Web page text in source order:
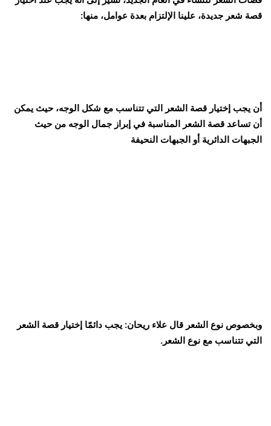
قصة شعر جديدة، علينا الإلتزام بعدة عوامل، منها:
أن يجب إختيار قصة الشعر التي تتناسب مع شكل الوجه، حيث يمكن
أن تساعد قصة الشعر المناسبة في إبراز جمال الوجه من حيث
الجبهات الدائرية أو الجبهات النحيفة
وبخصوص نوع الشعر قال علاء ريحان: يجب دائمّا إختيار قصة الشعر
التي تتناسب مع نوع الشعر.